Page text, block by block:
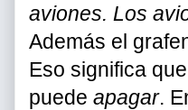
aviones. Los
Además el
Eso significa
puede apagar.